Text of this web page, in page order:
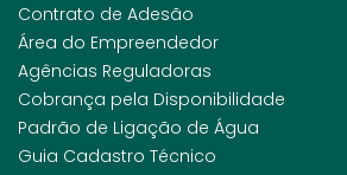
Contrato de Adesão
Área do Empreendedor
Agências Reguladoras
Cobrança pela Disponibilidade
Padrão de Ligação de Água
Guia Cadastro Técnico